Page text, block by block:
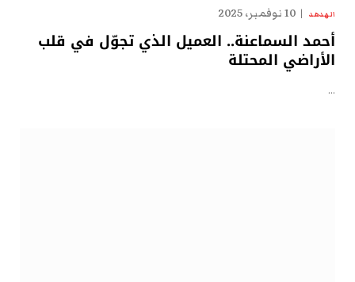
الهدهد 10 نوفمبر، 2025
أحمد السماعنة.. العميل الذي تجوّل في قلب
الأراضي المحتلة
…